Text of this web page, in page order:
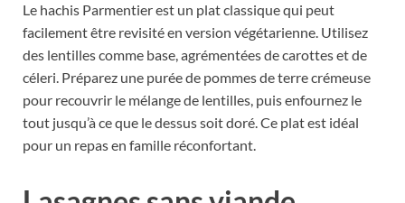
Le hachis Parmentier est un plat classique qui peut
facilement être revisité en version végétarienne. Utilisez
des lentilles comme base, agrémentées de carottes et de
céleri. Préparez une purée de pommes de terre crémeuse
pour recouvrir le mélange de lentilles, puis enfournez le
tout jusqu’à ce que le dessus soit doré. Ce plat est idéal
pour un repas en famille réconfortant.